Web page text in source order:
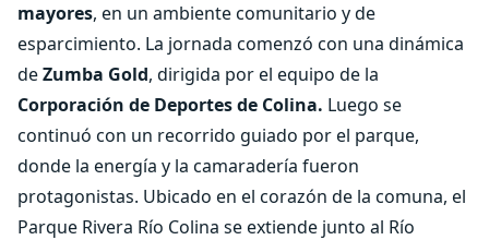
mayores, en un ambiente comunitario y de
esparcimiento. La jornada comenzó con una dinámica
deZumba Gold, dirigida por el equipo de la
Corporación de Deportes de Colina. Luego se
continuó con un recorrido guiado por el parque,
donde la energía y la camaradería fueron
protagonistas. Ubicado en el corazón de la comuna, el
Parque Rivera Río Colina se extiende junto al Río